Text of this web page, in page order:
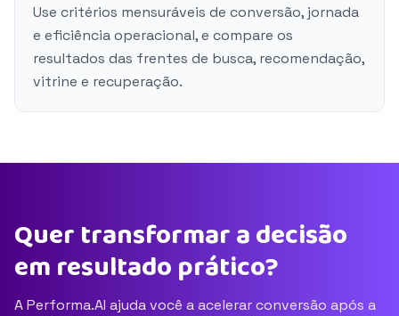
Use critérios mensuráveis de conversão, jornada
e eficiência operacional, e compare os
resultados das frentes de busca, recomendação,
vitrine e recuperação.
Quer transformar a decisão
em resultado prático?
A Performa.AI ajuda você a acelerar conversão após a